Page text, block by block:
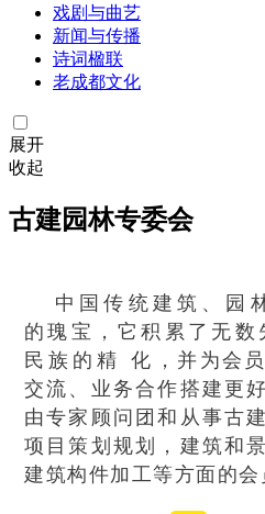
戏剧与曲艺
新闻与传播
诗词楹联
老成都文化
展开
收起
古建园林专委会
中国传统建筑、园
的瑰宝，它积累了无
民族的精 化，并为会
交流、业务合作搭建更
由专家顾问团和从事古
项目策划规划，建筑和
建筑构件加工等方面的